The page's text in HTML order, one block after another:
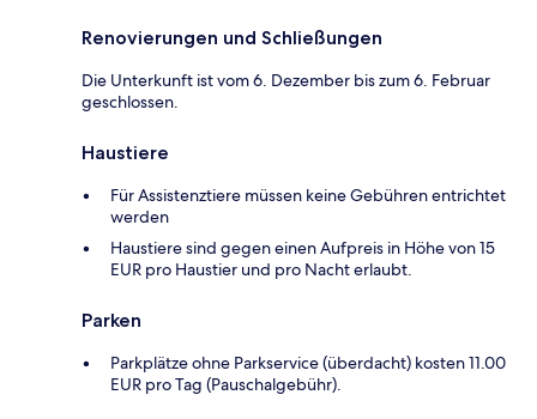
Renovierungen und Schließungen
Die Unterkunft ist vom 6. Dezember bis zum 6. Februar
geschlossen.
Haustiere
Für Assistenztiere müssen keine Gebühren entrichtet
werden
Haustiere sind gegen einen Aufpreis in Höhe von 15
EUR pro Haustier und pro Nacht erlaubt.
Parken
Parkplätze ohne Parkservice (überdacht) kosten 11.00
EUR pro Tag (Pauschalgebühr).